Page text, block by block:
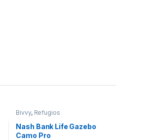
Bivvy, Refugios
Nash Bank Life Gazebo
Camo Pro